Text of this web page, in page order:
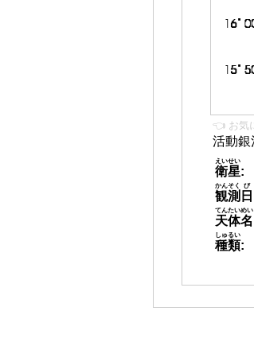
👈 お気
活動銀
衛星
えいせい
:
観測
かんそく
日
び
天体名
てんたいめい
種類
しゅるい
: